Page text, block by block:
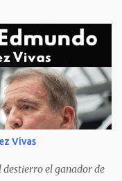
estrategias
los ciudadanos hacia
de la sociedad va a
los devorará la
en la calle. La
se construye con
las actuaciones. El
medida obtendrá
Restringir
Vivas
destierro el ganador de